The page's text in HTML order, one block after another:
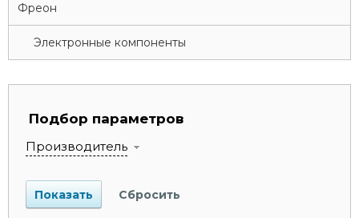
Фреон
Электронные компоненты
Подбор параметров
Производитель